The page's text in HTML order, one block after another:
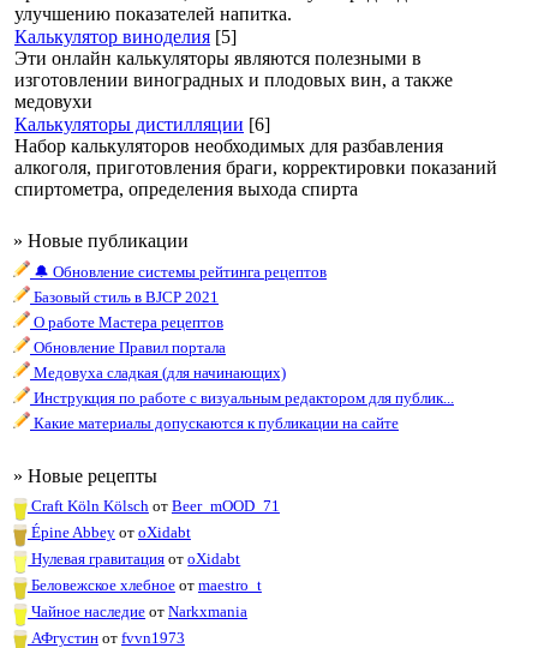
улучшению показателей напитка.
Калькулятор виноделия [5]
Эти онлайн калькуляторы являются полезными в
изготовлении виноградных и плодовых вин, а также
медовухи
Калькуляторы дистилляции [6]
Набор калькуляторов необходимых для разбавления
алкоголя, приготовления браги, корректировки показаний
спиртометра, определения выхода спирта
» Новые публикации
🔔 Обновление системы рейтинга рецептов
Базовый стиль в BJCP 2021
О работе Мастера рецептов
Обновление Правил портала
Медовуха сладкая (для начинающих)
Инструкция по работе с визуальным редактором для публик...
Какие материалы допускаются к публикации на сайте
» Новые рецепты
Craft Köln Kölschот Beer_mOOD_71
Épine Abbeyот oXidabt
Нулевая гравитация отoXidabt
Беловежское хлебноеот maestro_t
Чайное наследие отNarkxmania
АФгустинот fvvn1973